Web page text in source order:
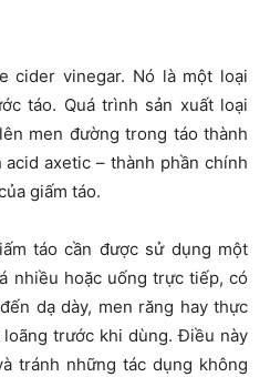
cider vinegar. Nó là một loại
táo. Quá trình sản xuất loại
men đường trong táo thành
axetic – thành phần chính
giấm táo.
táo cần được sử dụng một
nhiều hoặc uống trực tiếp, có
dạ dày, men răng hay thực
trước khi dùng. Điều này
tránh những tác dụng không